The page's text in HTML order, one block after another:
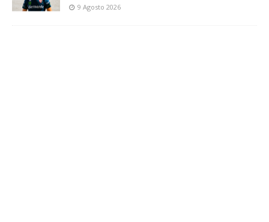
9 Agosto 2026